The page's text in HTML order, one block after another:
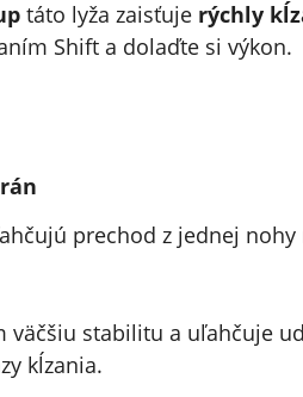
táto lyža zaisťuje rýchly
Shift a dolaďte si výkon.
prechod z jednej
väčšiu stabilitu a uľahčuje
kĺzania.